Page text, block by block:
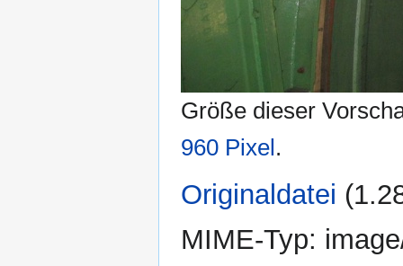
Größe dieser
960 Pixel.
Originaldatei
MIME-Typ: